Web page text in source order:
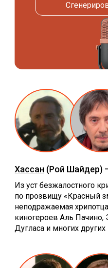
Хассан (Рой Шайдер)
Из уст безжалостного
по прозвищу «Красный
неподражаемая
киногероев Аль Пачино,
Дугласа и многих других